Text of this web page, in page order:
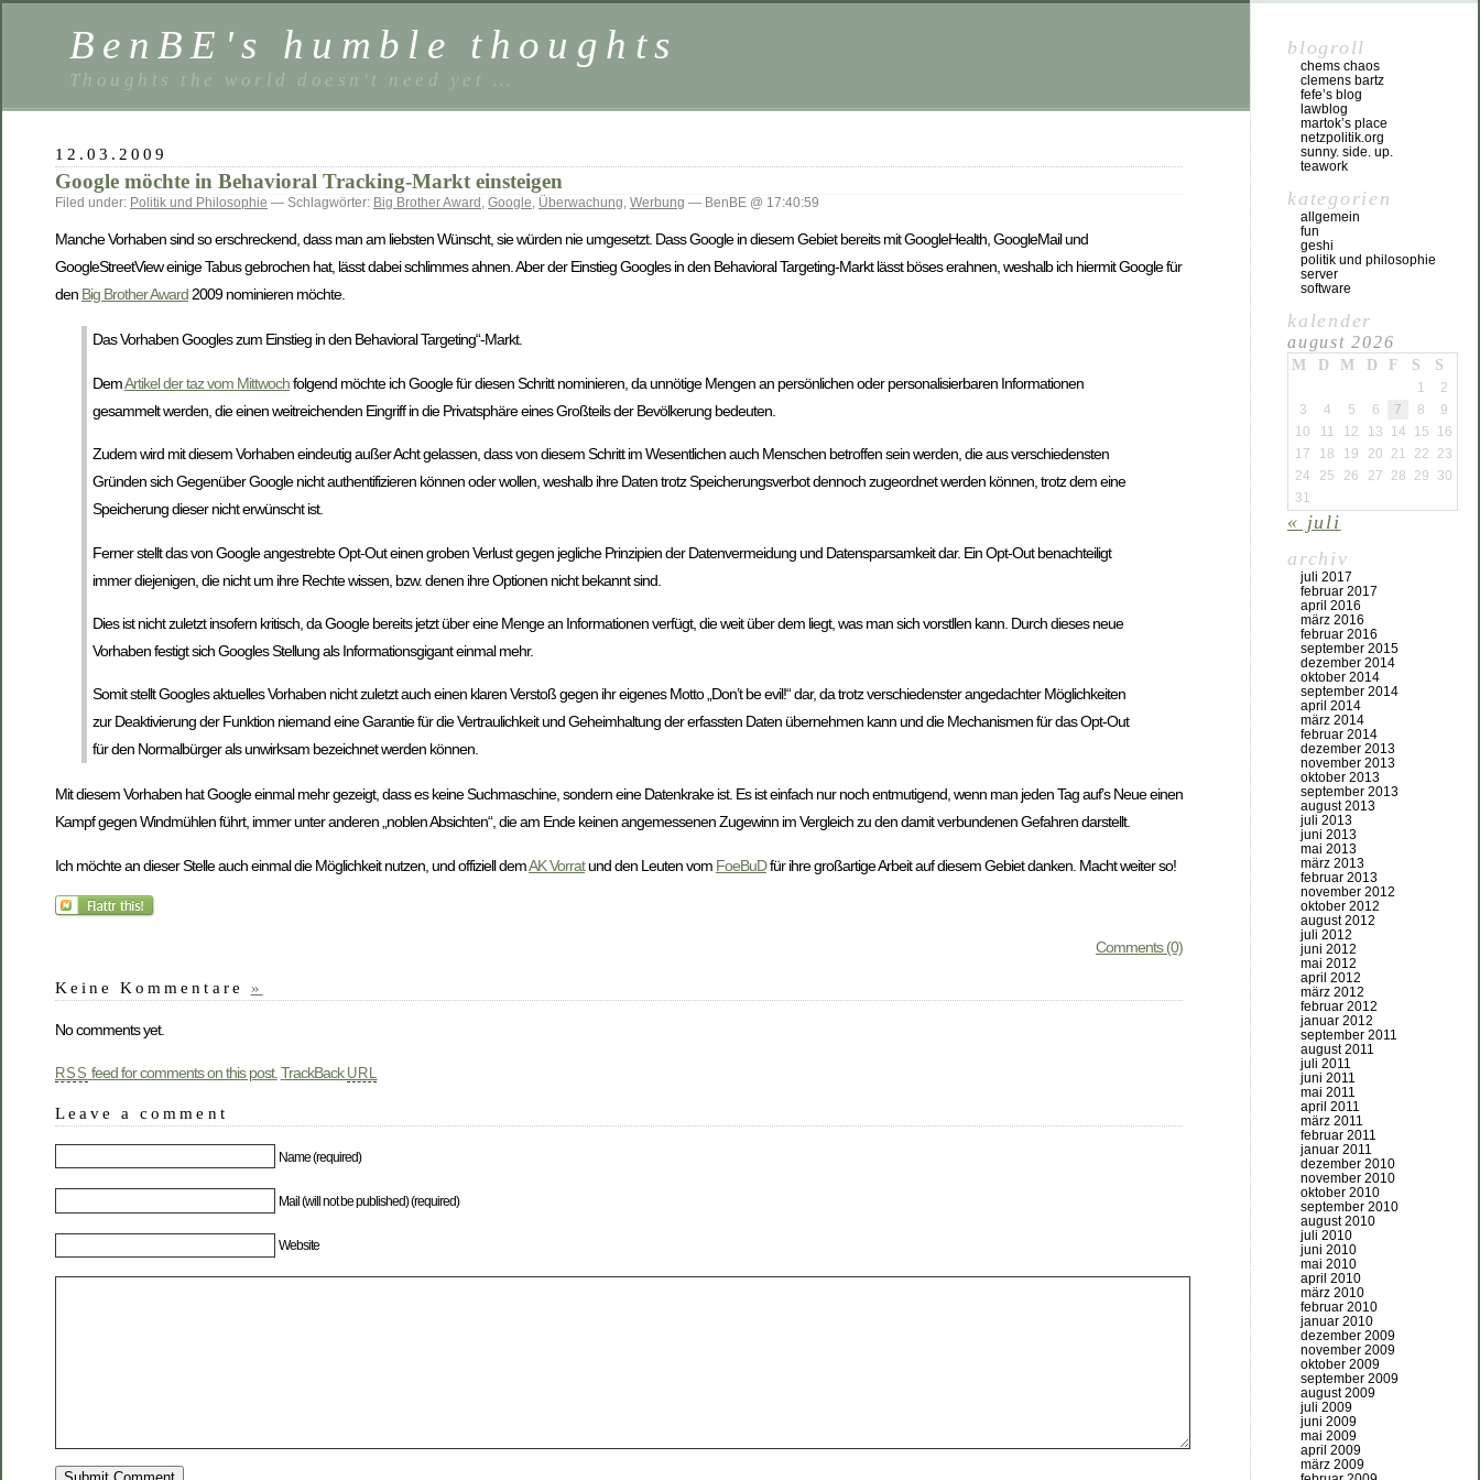
BenBE's humble thoughts
Thoughts the world doesn't need yet …
12.03.2009
Google möchte in Behavioral Tracking-Markt einsteigen
Filed under: Politik und Philosophie — Schlagwörter: Big Brother Award , Google, Überwachung, Werbung — BenBE @ 17:40:59
Manche Vorhaben sind so erschreckend, dass man am liebsten Wünscht, sie würden nie umgesetzt. Dass Google in diesem Gebiet bereits mit GoogleHealth, GoogleMail und
GoogleStreetView einige Tabus gebrochen hat, lässt dabei schlimmes ahnen. Aber der Einstieg Googles in den Behavioral Targeting-Markt lässt böses erahnen, weshalb ich hiermit Google für
den Big Brother Award2009 nominieren möchte.
Das Vorhaben Googles zum Einstieg in den Behavioral Targeting“-Markt.
DemArtikel der taz vom Mittwochfolgend möchte ich Google für diesen Schritt nominieren, da unnötige Mengen an persönlichen oder personalisierbaren Informationen
gesammelt werden, die einen weitreichenden Eingriff in die Privatsphäre eines Großteils der Bevölkerung bedeuten.
Zudem wird mit diesem Vorhaben eindeutig außer Acht gelassen, dass von diesem Schritt im Wesentlichen auch Menschen betroffen sein werden, die aus verschiedensten
Gründen sich Gegenüber Google nicht authentifizieren können oder wollen, weshalb ihre Daten trotz Speicherungsverbot dennoch zugeordnet werden können, trotz dem eine
Speicherung dieser nicht erwünscht ist.
Ferner stellt das von Google angestrebte Opt-Out einen groben Verlust gegen jegliche Prinzipien der Datenvermeidung und Datensparsamkeit dar. Ein Opt-Out benachteiligt
immer diejenigen, die nicht um ihre Rechte wissen, bzw. denen ihre Optionen nicht bekannt sind.
Dies ist nicht zuletzt insofern kritisch, da Google bereits jetzt über eine Menge an Informationen verfügt, die weit über dem liegt, was man sich vorstllen kann. Durch dieses neue
Vorhaben festigt sich Googles Stellung als Informationsgigant einmal mehr.
Somit stellt Googles aktuelles Vorhaben nicht zuletzt auch einen klaren Verstoß gegen ihr eigenes Motto „Don’t be evil!“ dar, da trotz verschiedenster angedachter Möglichkeiten
zur Deaktivierung der Funktion niemand eine Garantie für die Vertraulichkeit und Geheimhaltung der erfassten Daten übernehmen kann und die Mechanismen für das Opt-Out
für den Normalbürger als unwirksam bezeichnet werden können.
Mit diesem Vorhaben hat Google einmal mehr gezeigt, dass es keine Suchmaschine, sondern eine Datenkrake ist. Es ist einfach nur noch entmutigend, wenn man jeden Tag auf’s Neue einen
Kampf gegen Windmühlen führt, immer unter anderen „noblen Absichten“, die am Ende keinen angemessenen Zugewinn im Vergleich zu den damit verbundenen Gefahren darstellt.
Ich möchte an dieser Stelle auch einmal die Möglichkeit nutzen, und offiziell demAK Vorratund den Leuten vom FoeBuDfür ihre großartige Arbeit auf diesem Gebiet danken. Macht weiter so!
Comments (0)
Keine Kommentare »
No comments yet.
RSS feed for comments on this post. TrackBack URL
Leave a comment
Name (required)
Mail (will not be published) (required)
Website
blogroll
chems chaos
clemens bartz
fefe’s blog
lawblog
martok’s place
netzpolitik.org
sunny. side. up.
teawork
kategorien
allgemein
fun
geshi
politik und philosophie
server
software
kalender
august 2026
M D M D F S S
1
2
3
4 5 6 7 8
9
10
11 12 13 14 15
16
17
18 19 20 21 22
23
24
25 26 27 28 29
30
31
« juli
archiv
juli 2017
februar 2017
april 2016
märz 2016
februar 2016
september 2015
dezember 2014
oktober 2014
september 2014
april 2014
märz 2014
februar 2014
dezember 2013
november 2013
oktober 2013
september 2013
august 2013
juli 2013
juni 2013
mai 2013
märz 2013
februar 2013
november 2012
oktober 2012
august 2012
juli 2012
juni 2012
mai 2012
april 2012
märz 2012
februar 2012
januar 2012
september 2011
august 2011
juli 2011
juni 2011
mai 2011
april 2011
märz 2011
februar 2011
januar 2011
dezember 2010
november 2010
oktober 2010
september 2010
august 2010
juli 2010
juni 2010
mai 2010
april 2010
märz 2010
februar 2010
januar 2010
dezember 2009
november 2009
oktober 2009
september 2009
august 2009
juli 2009
juni 2009
mai 2009
april 2009
märz 2009